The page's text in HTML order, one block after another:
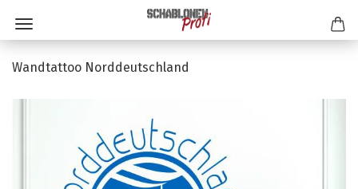
Wandtattoo Norddeutschland